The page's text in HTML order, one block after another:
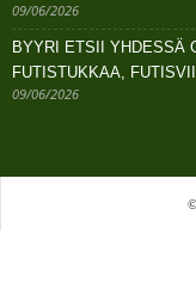
09/06/2026
BYYRI ETSII YHDESSÄ
FUTISTUKKAA,
09/06/2026